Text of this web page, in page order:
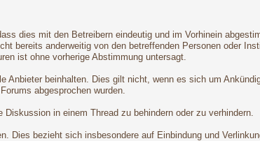
dies mit den Betreibern eindeutig und im Vorhinein
bereits anderweitig von den betreffenden Personen oder
ist ohne vorherige Abstimmung untersagt.
Anbieter beinhalten. Dies gilt nicht, wenn es sich um
abgesprochen wurden.
in einem Thread zu behindern oder zu verhindern.
Dies bezieht sich insbesondere auf Einbindung und